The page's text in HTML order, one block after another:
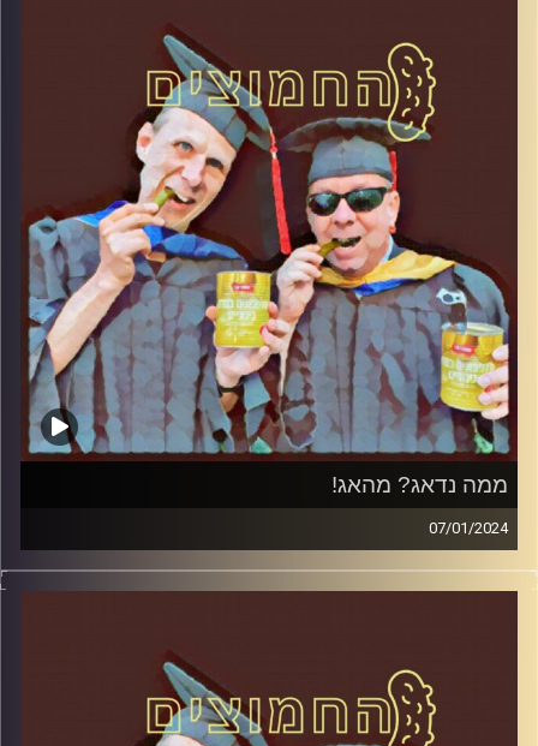
ממה נדאג? מהאג!
07/01/2024
המערכת הפוליטית על ספת הפסיכולוג, עם פרופסור בועז בן-
דוד ופרופסור גלעד הירשברגר.